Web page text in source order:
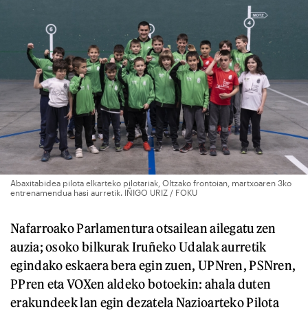
Abaxitabidea pilota elkarteko pilotariak, Oltzako frontoian, martxoaren 3ko
entrenamendua hasi aurretik. IÑIGO URIZ / FOKU
Nafarroako Parlamentura otsailean ailegatu zen
auzia; osoko bilkurak Iruñeko Udalak aurretik
egindako eskaera bera egin zuen, UPNren, PSNren,
PPren eta VOXen aldeko botoekin: ahala duten
erakundeek lan egin dezatela Nazioarteko Pilota